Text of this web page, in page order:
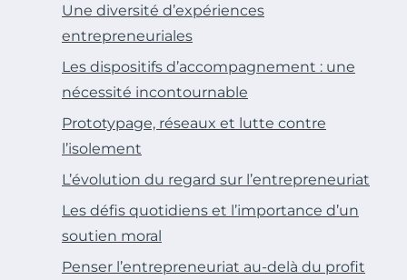
Une diversité d’expériences
entrepreneuriales
Les dispositifs d’accompagnement : une
nécessité incontournable
Prototypage, réseaux et lutte contre
l’isolement
L’évolution du regard sur l’entrepreneuriat
Les défis quotidiens et l’importance d’un
soutien moral
Penser l’entrepreneuriat au-delà du profit